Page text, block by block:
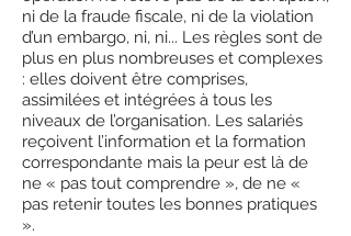
ni de la fraude fiscale, ni de la violation
d’un embargo, ni, ni... Les règles sont de
plus en plus nombreuses et complexes
: elles doivent être comprises,
assimilées et intégrées à tous les
niveaux de l’organisation. Les salariés
reçoivent l’information et la formation
correspondante mais la peur est là de
ne « pas tout comprendre », de ne «
pas retenir toutes les bonnes pratiques
».